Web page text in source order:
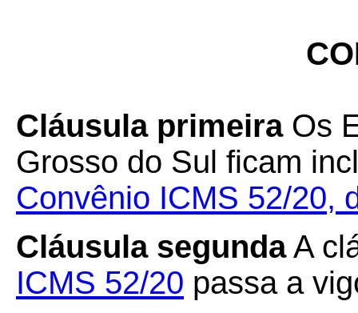
Cláusula primeira Os
Grosso do Sul ficam
Convênio ICMS 52/20,
Cláusula segundaA
ICMS 52/20 passa a